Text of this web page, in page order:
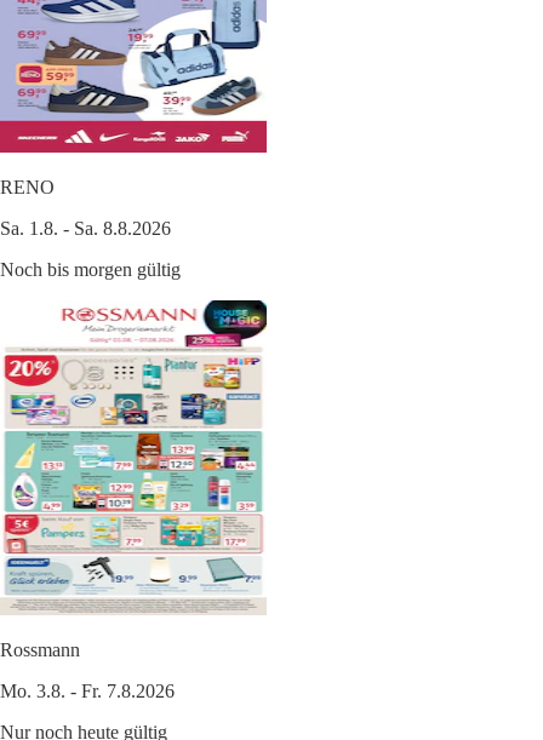
RENO
Sa. 1.8. - Sa. 8.8.2026
Noch bis morgen gültig
Rossmann
Mo. 3.8. - Fr. 7.8.2026
Nur noch heute gültig